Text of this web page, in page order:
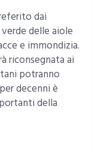
dai
delle aiole
e immondizia.
riconsegnata ai
potranno
decenni è
della